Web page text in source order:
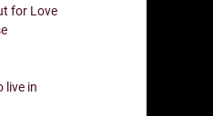
for Love
live in